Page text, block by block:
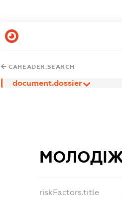
CAHEADER.SEARCH
document.dossier
riskFactors.title